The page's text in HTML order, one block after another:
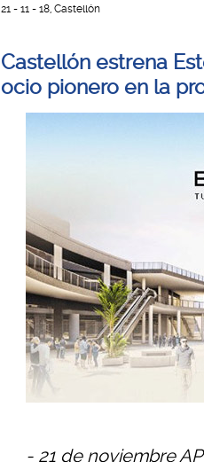
21 - 11 - 18, Castellón
Castellón estrena
ocio pionero en la
- 21 de noviembre